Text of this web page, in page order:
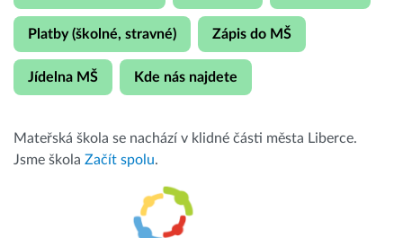
Platby (školné, stravné) Zápis do MŠ
Jídelna MŠ Kde nás najdete
Mateřská škola se nachází v klidné části města Liberce.
Jsme škola Začít spolu.